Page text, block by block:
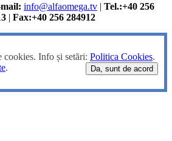
info@alfaomega.tv | Tel.:+40 256
| Fax:+40 256 284912
cookies. Info și setări: Politica Cookies.
. Da, sunt de acord